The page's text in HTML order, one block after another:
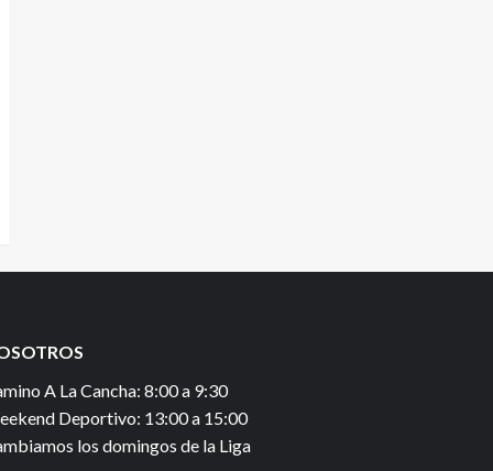
A La Cancha: 8:00 a 9:30
Deportivo: 13:00 a 15:00
los domingos de la Liga